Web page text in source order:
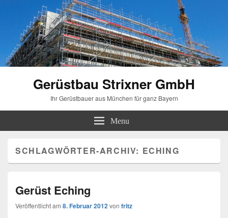
Gerüstbau Strixner GmbH
Ihr Gerüstbauer aus München für ganz Bayern
Menu
SCHLAGWÖRTER-ARCHIV: ECHING
Gerüst Eching
Veröffentlicht am 8. Februar 2012von fritz